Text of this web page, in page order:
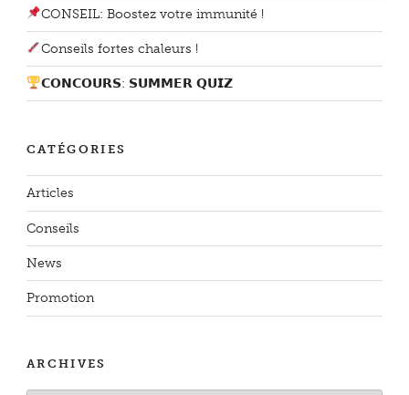
CONSEIL: Boostez votre immunité !
Conseils fortes chaleurs !
𝗖𝗢𝗡𝗖𝗢𝗨𝗥𝗦: 𝗦𝗨𝗠𝗠𝗘𝗥 𝗤𝗨𝗜𝗭
CATÉGORIES
Articles
Conseils
News
Promotion
ARCHIVES